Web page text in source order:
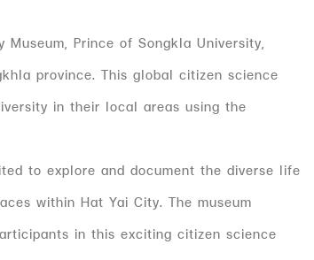
Prince of Songkla University,
province. This global citizen science
in their local areas using the
to explore and document the diverse life
within Hat Yai City. The museum
in this exciting citizen science